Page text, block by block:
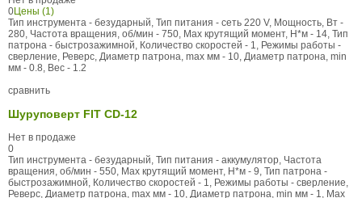
0Цены (1)
Тип инструмента - безударный, Тип питания - сеть 220 V, Мощность, Вт -
280, Частота вращения, об/мин - 750, Max крутящий момент, Н*м - 14, Тип
патрона - быстрозажимной, Количество скоростей - 1, Режимы работы -
сверление, Реверс, Диаметр патрона, max мм - 10, Диаметр патрона, min
мм - 0.8, Вес - 1.2
сравнить
Шуруповерт FIT CD-12
Нет в продаже
0
Тип инструмента - безударный, Тип питания - аккумулятор, Частота
вращения, об/мин - 550, Max крутящий момент, Н*м - 9, Тип патрона -
быстрозажимной, Количество скоростей - 1, Режимы работы - сверление,
Реверс, Диаметр патрона, max мм - 10, Диаметр патрона, min мм - 1, Max